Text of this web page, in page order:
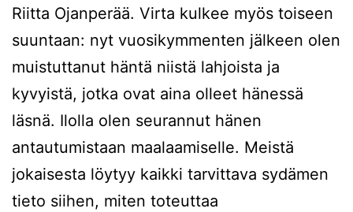
Riitta Ojanperää. Virta kulkee myös toiseen
suuntaan: nyt vuosikymmenten jälkeen olen
muistuttanut häntä niistä lahjoista ja
kyvyistä, jotka ovat aina olleet hänessä
läsnä. Ilolla olen seurannut hänen
antautumistaan maalaamiselle. Meistä
jokaisesta löytyy kaikki tarvittava sydämen
tieto siihen, miten toteuttaa